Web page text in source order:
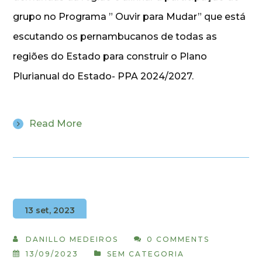
grupo no Programa ” Ouvir para Mudar” que está
escutando os pernambucanos de todas as
regiões do Estado para construir o Plano
Plurianual do Estado- PPA 2024/2027.
Read More
13 set, 2023
DANILLO MEDEIROS
0 COMMENTS
13/09/2023
SEM CATEGORIA